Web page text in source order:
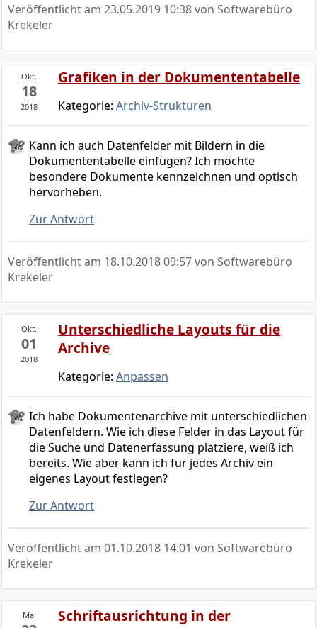
Veröffentlicht am 23.05.2019 10:38von Softwarebüro
Krekeler
Okt.
18
2018
Grafiken in der Dokumententabelle
Kategorie: Archiv-Strukturen
Kann ich auch Datenfelder mit Bildern in die
Dokumententabelle einfügen? Ich möchte
besondere Dokumente kennzeichnen und optisch
hervorheben.
Zur Antwort
Veröffentlicht am 18.10.2018 09:57von Softwarebüro
Krekeler
Okt.
01
2018
Unterschiedliche Layouts für die
Archive
Kategorie: Anpassen
Ich habe Dokumentenarchive mit unterschiedlichen
Datenfeldern. Wie ich diese Felder in das Layout für
die Suche und Datenerfassung platziere, weiß ich
bereits. Wie aber kann ich für jedes Archiv ein
eigenes Layout festlegen?
Zur Antwort
Veröffentlicht am 01.10.2018 14:01 von Softwarebüro
Krekeler
Mai
Schriftausrichtung in der